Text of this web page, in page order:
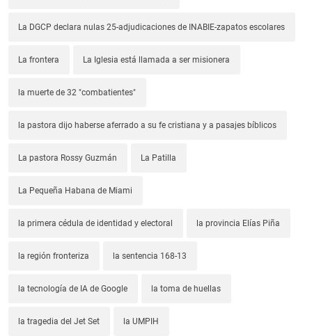
La DGCP declara nulas 25-adjudicaciones de INABIE-zapatos escolares
La frontera La Iglesia está llamada a ser misionera
la muerte de 32 "combatientes"
la pastora dijo haberse aferrado a su fe cristiana y a pasajes bíblicos
La pastora Rossy Guzmán La Patilla
La Pequeña Habana de Miami
la primera cédula de identidad y electoral la provincia Elías Piña
la región fronteriza la sentencia 168-13
la tecnología de IA de Google la toma de huellas
la tragedia del Jet Set la UMPIH